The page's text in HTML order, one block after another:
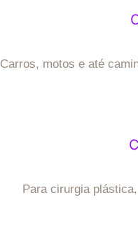
Carros, motos e até
Para cirurgia